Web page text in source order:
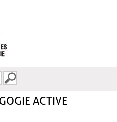
ACTIVE